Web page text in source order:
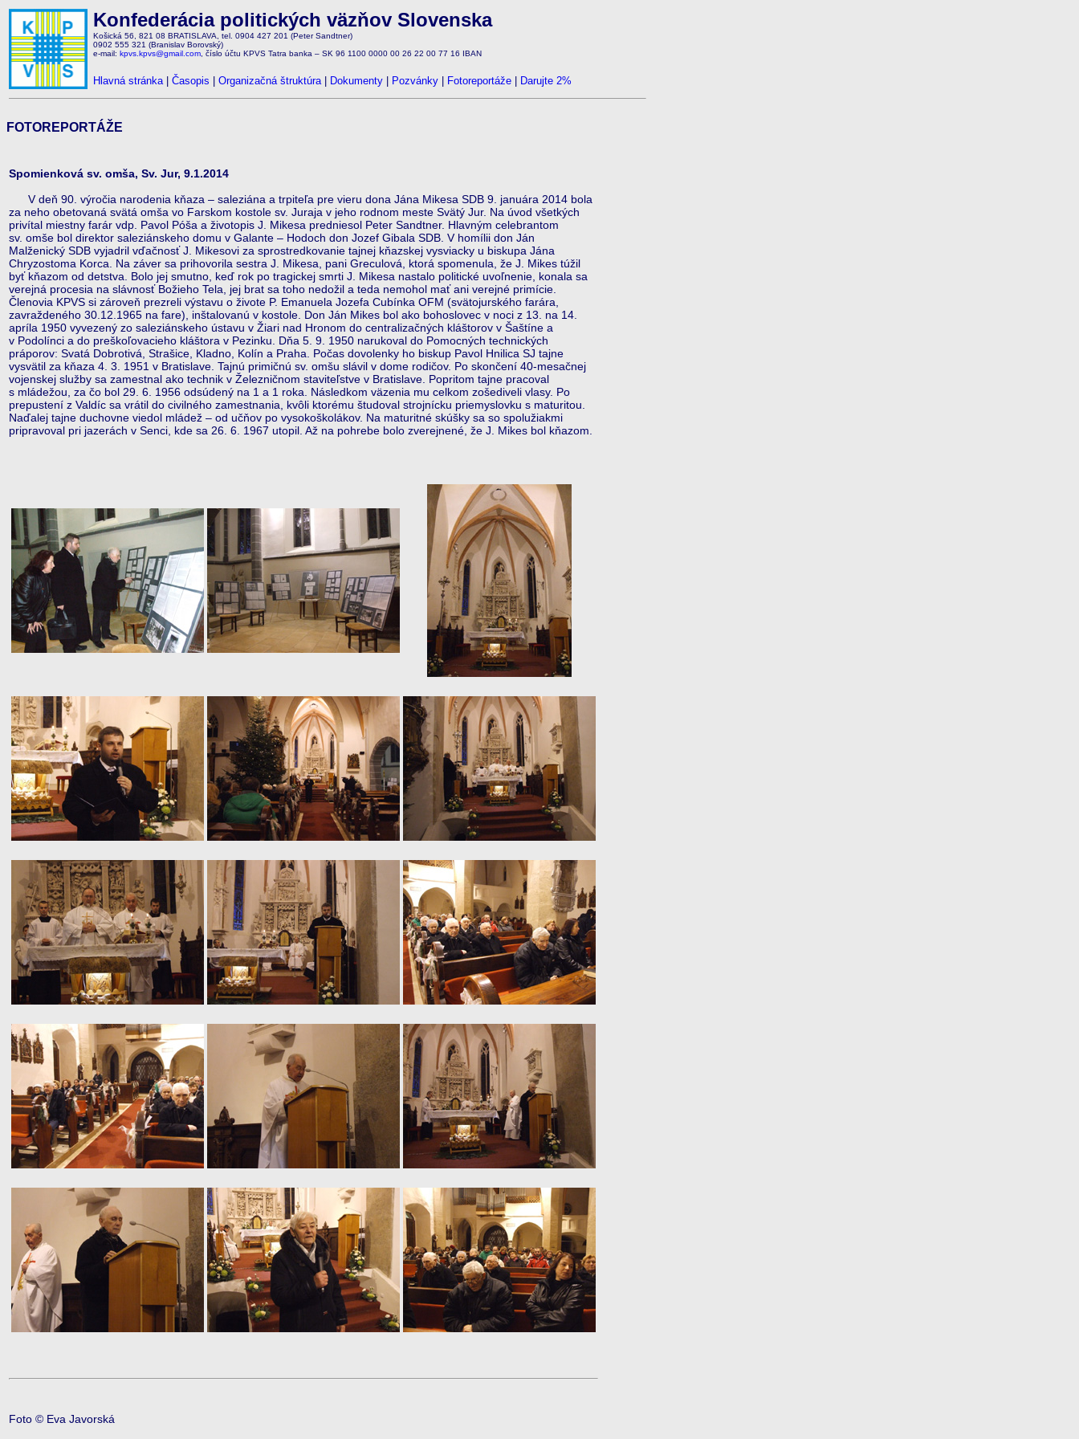
Konfederácia politických väzňov Slovenska
Košická 56, 821 08 BRATISLAVA, tel. 0904 427 201 (Peter Sandtner)
0902 555 321 (Branislav Borovský)
e-mail: kpvs.kpvs@gmail.com , číslo účtu KPVS Tatra banka – SK 96 1100 0000 00 26 22 00 77 16 IBAN
Hlavná stránka| Časopis Organizačná štruktúra| Dokumenty Pozvánky Fotoreportáže Darujte 2%
FOTOREPORTÁŽE
Spomienková sv. omša, Sv. Jur, 9.1.2014
V deň 90. výročia narodenia kňaza – saleziána a trpiteľa pre vieru dona Jána Mikesa SDB 9. januára 2014 bola
za neho obetovaná svätá omša vo Farskom kostole sv. Juraja v jeho rodnom meste Svätý Jur. Na úvod všetkých
privítal miestny farár vdp. Pavol Póša a životopis J. Mikesa predniesol Peter Sandtner. Hlavným celebrantom
sv. omše bol direktor saleziánskeho domu v Galante – Hodoch don Jozef Gibala SDB. V homílii don Ján
Malženický SDB vyjadril vďačnosť J. Mikesovi za sprostredkovanie tajnej kňazskej vysviacky u biskupa Jána
Chryzostoma Korca. Na záver sa prihovorila sestra J. Mikesa, pani Greculová, ktorá spomenula, že J. Mikes túžil
byť kňazom od detstva. Bolo jej smutno, keď rok po tragickej smrti J. Mikesa nastalo politické uvoľnenie, konala sa
verejná procesia na slávnosť Božieho Tela, jej brat sa toho nedožil a teda nemohol mať ani verejné primície.
Členovia KPVS si zároveň prezreli výstavu o živote P. Emanuela Jozefa Cubínka OFM (svätojurského farára,
zavraždeného 30.12.1965 na fare), inštalovanú v kostole. Don Ján Mikes bol ako bohoslovec v noci z 13. na 14.
apríla 1950 vyvezený zo saleziánskeho ústavu v Žiari nad Hronom do centralizačných kláštorov v Šaštíne a
v Podolínci a do preškoľovacieho kláštora v Pezinku. Dňa 5. 9. 1950 narukoval do Pomocných technických
práporov: Svatá Dobrotivá, Strašice, Kladno, Kolín a Praha. Počas dovolenky ho biskup Pavol Hnilica SJ tajne
vysvätil za kňaza 4. 3. 1951 v Bratislave. Tajnú primičnú sv. omšu slávil v dome rodičov. Po skončení 40-mesačnej
vojenskej služby sa zamestnal ako technik v Železničnom staviteľstve v Bratislave. Popritom tajne pracoval
s mládežou, za čo bol 29. 6. 1956 odsúdený na 1 a 1 roka. Následkom väzenia mu celkom zošediveli vlasy. Po
prepustení z Valdíc sa vrátil do civilného zamestnania, kvôli ktorému študoval strojnícku priemyslovku s maturitou.
Naďalej tajne duchovne viedol mládež – od učňov po vysokoškolákov. Na maturitné skúšky sa so spolužiakmi
pripravoval pri jazerách v Senci, kde sa 26. 6. 1967 utopil. Až na pohrebe bolo zverejnené, že J. Mikes bol kňazom.
Foto © Eva Javorská